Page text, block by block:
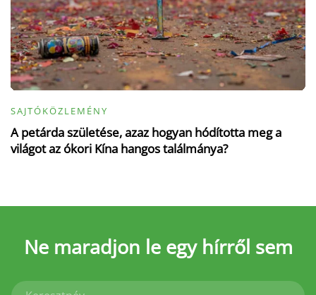
SAJTÓKÖZLEMÉNY
A petárda születése, azaz hogyan hódította meg a
világot az ókori Kína hangos találmánya?
Ne maradjon le egy hírről sem